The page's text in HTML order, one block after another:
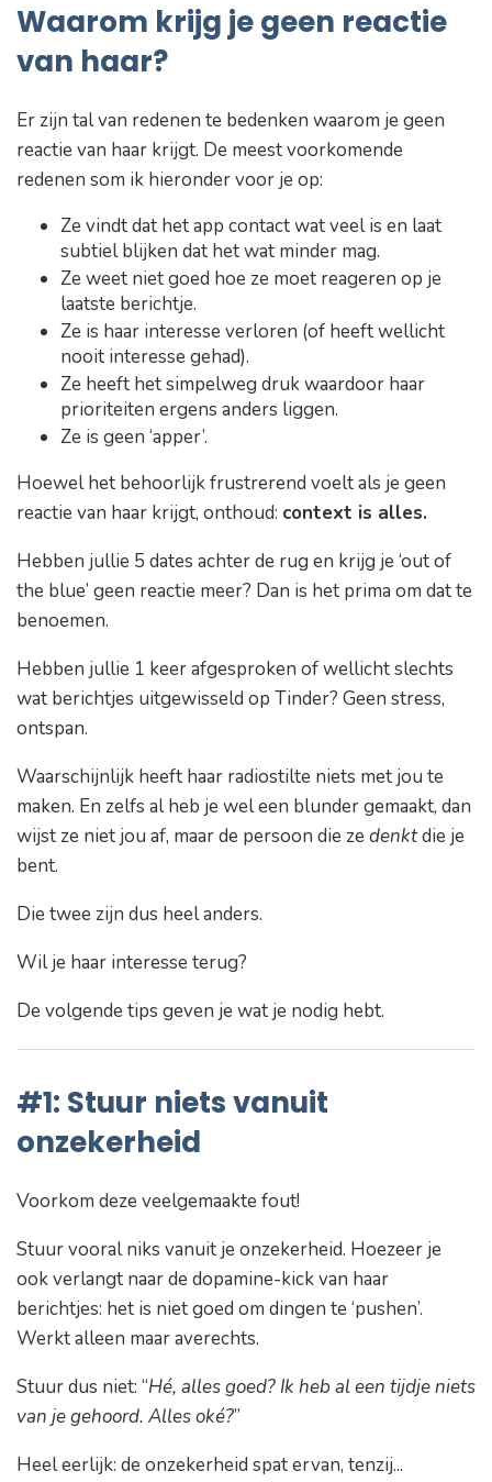
Waarom krijg je geen reactie
van haar?
Er zijn tal van redenen te bedenken waarom je geen
reactie van haar krijgt. De meest voorkomende
redenen som ik hieronder voor je op:
Ze vindt dat het app contact wat veel is en laat
subtiel blijken dat het wat minder mag.
Ze weet niet goed hoe ze moet reageren op je
laatste berichtje.
Ze is haar interesse verloren (of heeft wellicht
nooit interesse gehad).
Ze heeft het simpelweg druk waardoor haar
prioriteiten ergens anders liggen.
Ze is geen ‘apper’.
Hoewel het behoorlijk frustrerend voelt als je geen
reactie van haar krijgt, onthoud: context is alles.
Hebben jullie 5 dates achter de rug en krijg je ‘out of
the blue’ geen reactie meer? Dan is het prima om dat te
benoemen.
Hebben jullie 1 keer afgesproken of wellicht slechts
wat berichtjes uitgewisseld op Tinder? Geen stress,
ontspan.
Waarschijnlijk heeft haar radiostilte niets met jou te
maken. En zelfs al heb je wel een blunder gemaakt, dan
wijst ze niet jou af, maar de persoon die ze denktdie je
bent.
Die twee zijn dus heel anders.
Wil je haar interesse terug?
De volgende tips geven je wat je nodig hebt.
#1: Stuur niets vanuit
onzekerheid
Voorkom deze veelgemaakte fout!
Stuur vooral niks vanuit je onzekerheid. Hoezeer je
ook verlangt naar de dopamine-kick van haar
berichtjes: het is niet goed om dingen te ‘pushen’.
Werkt alleen maar averechts.
Stuur dus niet: “Hé, alles goed? Ik heb al een tijdje niets
van je gehoord. Alles oké?”
Heel eerlijk: de onzekerheid spat ervan, tenzij...